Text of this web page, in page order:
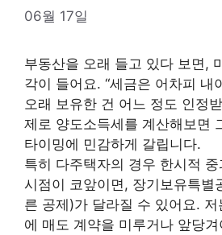
06월 17일
부동산을 오래 들고 있다 보면,
각이 들어요. “세금은 어차피 내
오래 보유한 건 어느 정도 인정
제로 양도소득세를 계산해보면
타이밍에 민감하게 갈립니다.
특히 다주택자의 경우 한시적
시점이 코앞이면, 장기보유특별
른 공제)가 달라질 수 있어요.
에 매도 계약을 미루거나 앞당